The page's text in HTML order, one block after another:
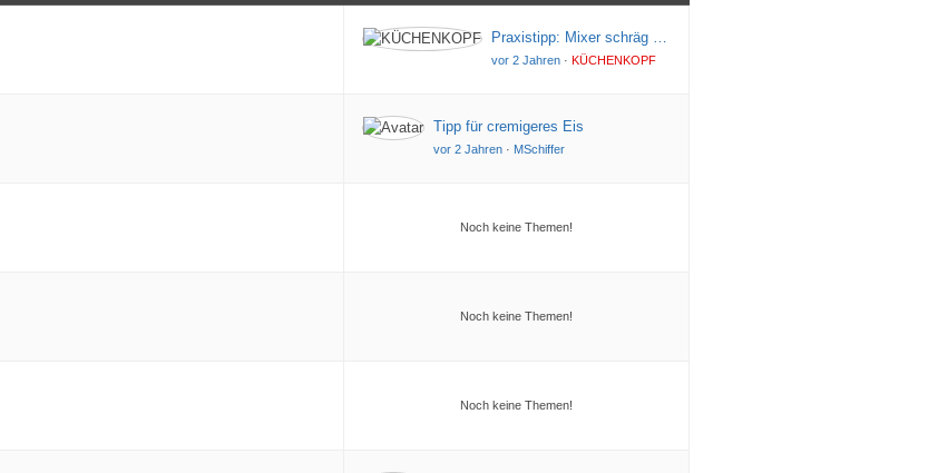
Praxistipp: Mixer schräg …
vor 2 Jahren · KÜCHENKOPF
Tipp für cremigeres Eis
vor 2 Jahren · MSchiffer
Noch keine Themen!
Noch keine Themen!
Noch keine Themen!